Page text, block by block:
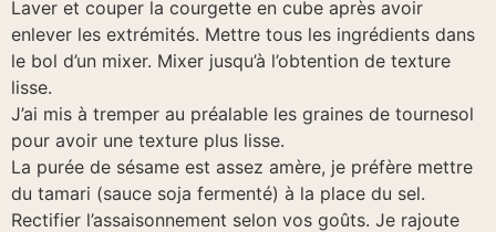
Laver et couper la courgette en cube après avoir
enlever les extrémités. Mettre tous les ingrédients dans
le bol d’un mixer. Mixer jusqu’à l’obtention de texture
lisse.
J’ai mis à tremper au préalable les graines de tournesol
pour avoir une texture plus lisse.
La purée de sésame est assez amère, je préfère mettre
du tamari (sauce soja fermenté) à la place du sel.
Rectifier l’assaisonnement selon vos goûts. Je rajoute